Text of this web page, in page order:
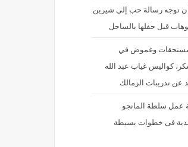
توجه رسالة حب إلى شيرين
قبل حفلها بالساحل
مستحقات وغموض في
كواليس غياب عبد الله
عن تدريبات الزمالك
عمل سلطة المانجو
فى خطوات بسيطة